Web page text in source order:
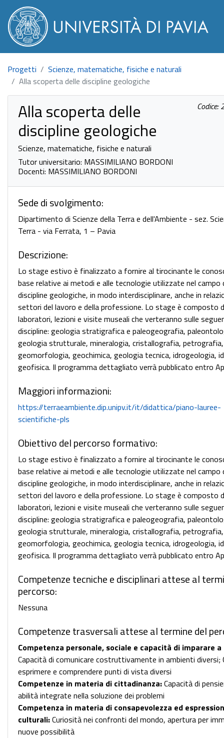
Progetti
Scienze, matematiche, fisiche e naturali
Alla scoperta delle discipline geologiche
Codice:
Alla scoperta delle
discipline geologiche
Scienze, matematiche, fisiche e naturali
Tutor universitario: MASSIMILIANO BORDONI
Docenti: MASSIMILIANO BORDONI
Sede di svolgimento:
Dipartimento di Scienze della Terra e dell'Ambiente - sez.
Terra - via Ferrata, 1 – Pavia
Descrizione:
Lo stage estivo è finalizzato a fornire al tirocinante le
base relative ai metodi e alle tecnologie utilizzate nel campo
discipline geologiche, in modo interdisciplinare, anche in
settori del lavoro e della professione. Lo stage è composto
laboratori, lezioni e visite museali che verteranno sulle
discipline: geologia stratigrafica e paleogeografia,
geologia strutturale, mineralogia, cristallografia,
geomorfologia, geochimica, geologia tecnica, idrogeologia,
geofisica. Il programma dettagliato verrà pubblicato entro
Maggiori informazioni:
https://terraeambiente.dip.unipv.it/it/didattica/piano-lauree-
scientifiche-pls
Obiettivo del percorso formativo:
Lo stage estivo è finalizzato a fornire al tirocinante le
base relative ai metodi e alle tecnologie utilizzate nel campo
discipline geologiche, in modo interdisciplinare, anche in
settori del lavoro e della professione. Lo stage è composto
laboratori, lezioni e visite museali che verteranno sulle
discipline: geologia stratigrafica e paleogeografia,
geologia strutturale, mineralogia, cristallografia,
geomorfologia, geochimica, geologia tecnica, idrogeologia,
geofisica. Il programma dettagliato verrà pubblicato entro
Competenze tecniche e disciplinari attese al
percorso:
Nessuna
Competenze trasversali attese al termine del
Competenza personale, sociale e capacità di imparare
Capacità di comunicare costruttivamente in ambienti diversi;
esprimere e comprendere punti di vista diversi
Competenze in materia di cittadinanza:Capacità di
abilità integrate nella soluzione dei problemi
Competenza in materia di consapevolezza ed
culturali:Curiosità nei confronti del mondo, apertura per
nuove possibilità